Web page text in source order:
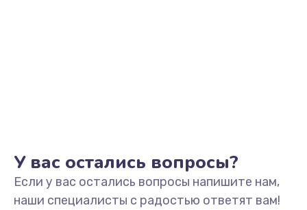
Замена USB порта
1245 руб.
У вас остались вопросы?
Если у вас остались вопросы напишите нам,
наши специалисты с радостью ответят вам!